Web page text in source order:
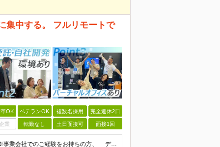
集中する。 フルリモートで
OK ベテランOK 複数名採用 完全週休2日
業 転勤なし 土日面接可 面接1回
◆学歴不問 ◆課題解決に向けたデータ分析の実務経験 ※事業会社でのご経験をお持ちの方、 データ分析～プレゼンまでのご経験をお持ちの方は尚歓迎します ＜歓迎要件・求める人物像＞ ◎複雑な課題を整理し